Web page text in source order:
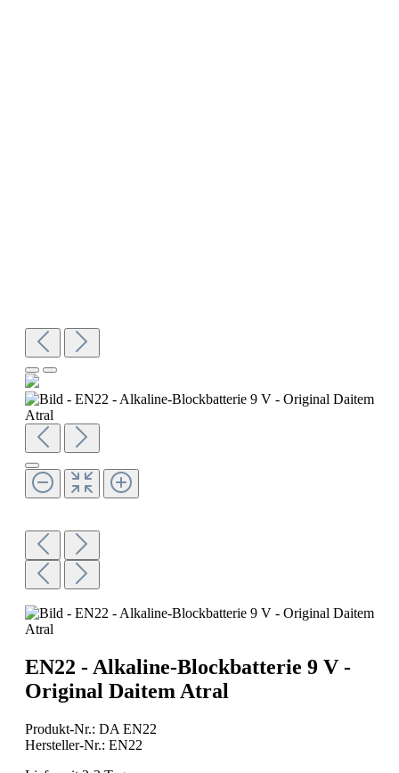
EN22 - Alkaline-Blockbatterie 9 V -
Original Daitem Atral
Produkt-Nr.: DA EN22
Hersteller-Nr.: EN22